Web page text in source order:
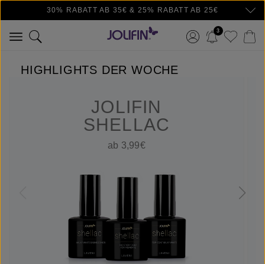
Zum Hauptinhalt springen
30% RABATT AB 35€ & 25% RABATT AB 25€
3
HIGHLIGHTS DER WOCHE
JOLIFIN
SHELLAC
ab 3,99€